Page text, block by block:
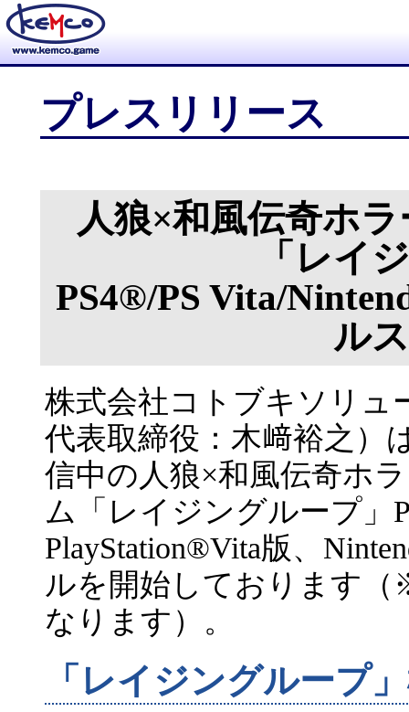
プレスリリース
人狼×和風伝奇ホ
「レイ
PS4®/PS Vita/
ル
株式会社コトブキソリュ
代表取締役：木﨑裕之）
信中の人狼×和風伝奇ホ
ム「レイジングループ」
PlayStation®Vita版、
ルを開始しております
なります）。
「レイジングループ